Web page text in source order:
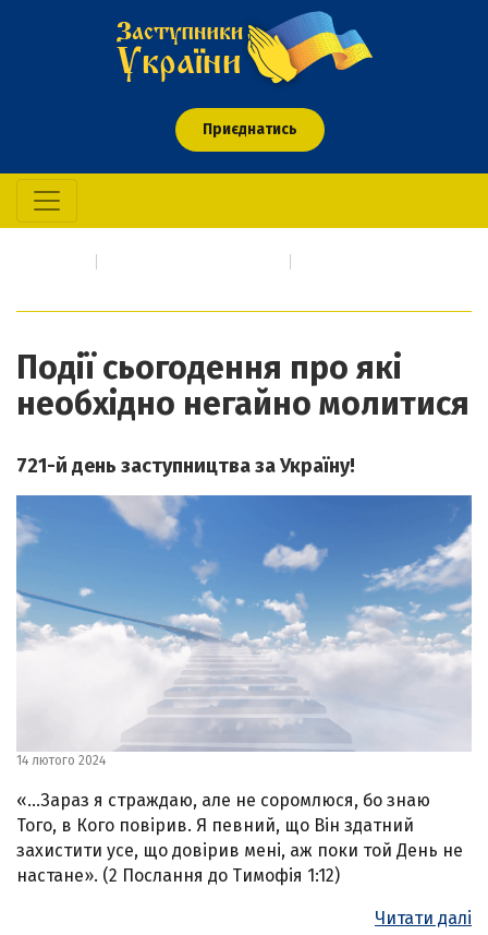
Приєднатись
Події сьогодення про які
необхідно негайно молитися
721-й день заступництва за Україну!
14 лютого 2024
«…Зараз я страждаю, але не соромлюся, бо знаю
Того, в Кого повірив. Я певний, що Він здатний
захистити усе, що довірив мені, аж поки той День не
настане». (2 Послання до Тимофія 1:12)
Читати далі